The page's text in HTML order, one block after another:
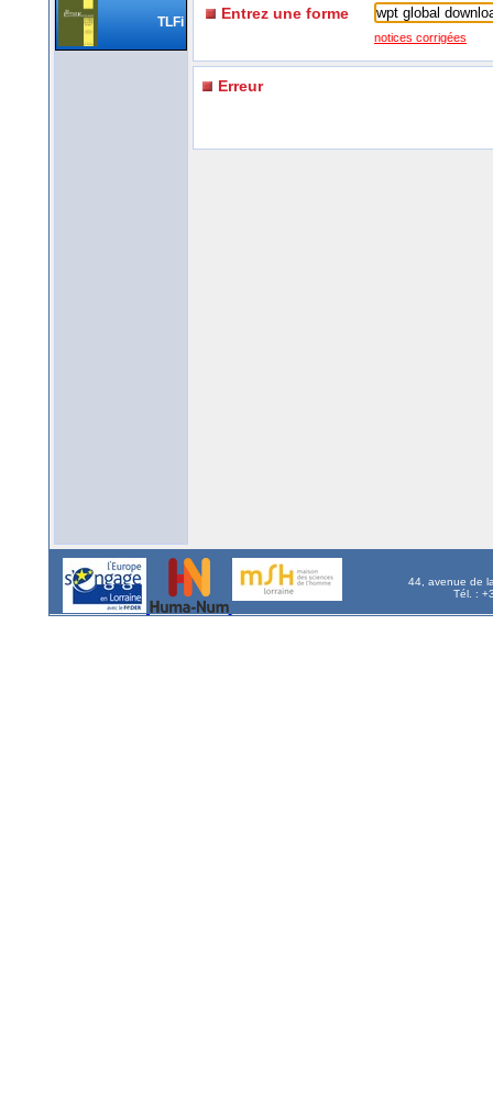
TLFi Entrez une forme
notices corrigées
Erreur
44, avenue de
Tél. :